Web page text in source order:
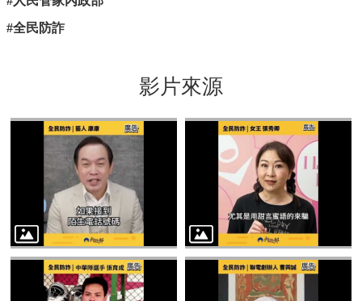
#全民防詐
影片來源